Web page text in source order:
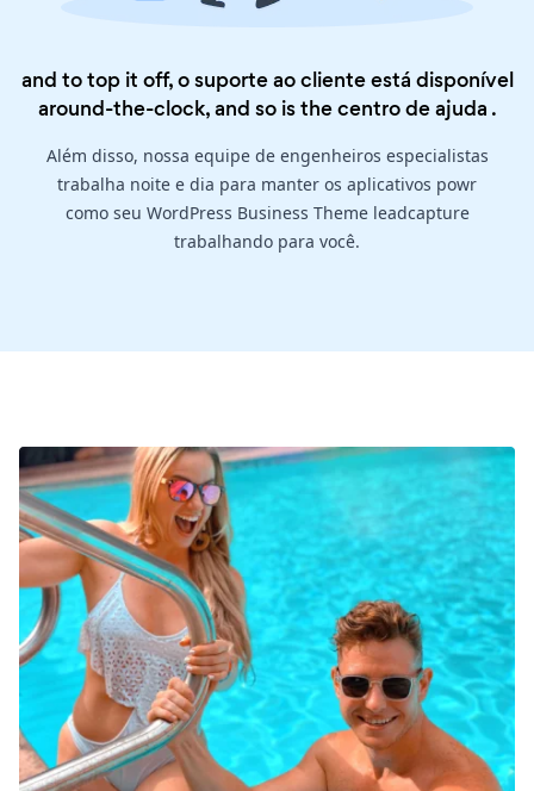
and to top it off, o suporte ao cliente está disponível
around-the-clock, and so is thecentro de ajuda .
Além disso, nossa equipe de engenheiros especialistas
trabalha noite e dia para manter os aplicativos powr
como seu WordPress Business Theme leadcapture
trabalhando para você.